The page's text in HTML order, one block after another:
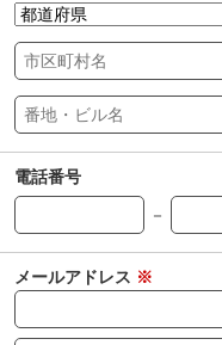
電話番号
－
メールアドレス ※